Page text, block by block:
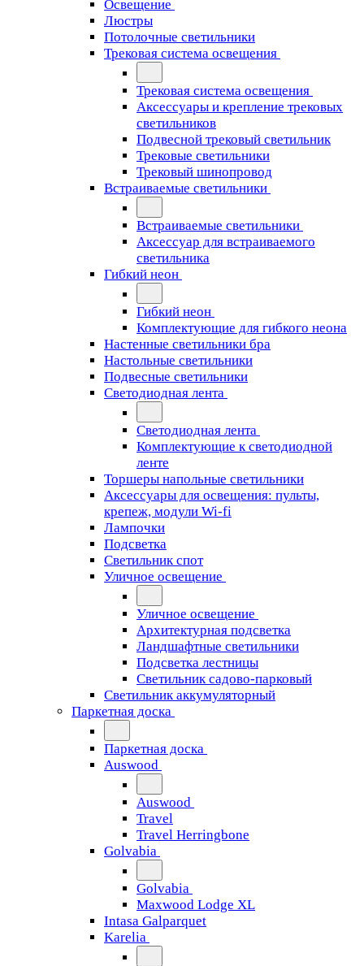
Освещение
Люстры
Потолочные светильники
Трековая система освещения
Трековая система освещения
Аксессуары и крепление трековых
светильников
Подвесной трековый светильник
Трековые светильники
Трековый шинопровод
Встраиваемые светильники
Встраиваемые светильники
Аксессуар для встраиваемого
светильника
Гибкий неон
Гибкий неон
Комплектующие для гибкого неона
Настенные светильники бра
Настольные светильники
Подвесные светильники
Светодиодная лента
Светодиодная лента
Комплектующие к светодиодной
ленте
Торшеры напольные светильники
Аксессуары для освещения: пульты,
крепеж, модули Wi-fi
Лампочки
Подсветка
Светильник спот
Уличное освещение
Уличное освещение
Архитектурная подсветка
Ландшафтные светильники
Подсветка лестницы
Светильник садово-парковый
Светильник аккумуляторный
Паркетная доска
Паркетная доска
Auswood
Auswood
Travel
Travel Herringbone
Golvabia
Golvabia
Maxwood Lodge XL
Intasa Galparquet
Karelia